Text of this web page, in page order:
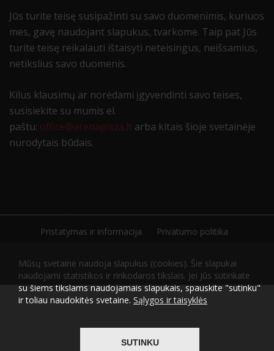
Jūs turite teisę susipažinti su savo duomenimis, kuriuos
mes, gavę naudojant slapukus, tvarkome. Taip pat Jūs
turite teisę reikalauti ištaisyti neteisingus, neišsamius,
netikslius savo duomenis.
Kilus klausimų ar norėdami įgyvendinti savo teises,
susisiekite su mumis el.
paštu: office@arenapizza.lt arba kitais šioje svetainėje
nurodytais būdais.
Pristatymas ir informacija
Privatumo politika
2026 © Visos teisės saugomos
Mūsų svetainė naudoja slapukus (cookies). Šie slapukai
naudojami statistikos ir rinkodaros tikslais. Jei Jūs sutinkate
su šiems tikslams naudojamais slapukais, spauskite "sutinku"
ir toliau naudokitės svetaine. Sąlygos ir taisyklės
SUTINKU